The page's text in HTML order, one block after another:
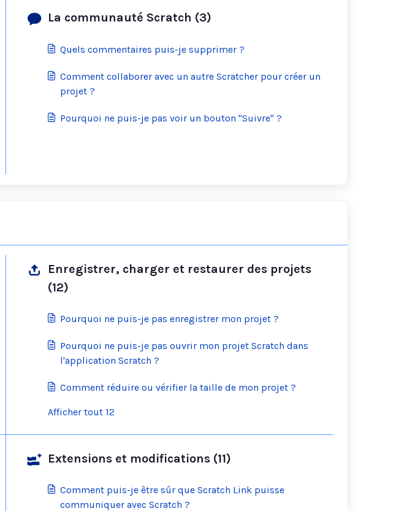
La communauté Scratch (3)
Quels commentaires puis-je supprimer ?
Comment collaborer avec un autre Scratcher pour créer un
projet ?
Pourquoi ne puis-je pas voir un bouton "Suivre" ?
Enregistrer, charger et restaurer des projets
(12)
Pourquoi ne puis-je pas enregistrer mon projet ?
Pourquoi ne puis-je pas ouvrir mon projet Scratch dans
l'application Scratch ?
Comment réduire ou vérifier la taille de mon projet ?
Afficher tout 12
Extensions et modifications (11)
Comment puis-je être sûr que Scratch Link puisse
communiquer avec Scratch ?